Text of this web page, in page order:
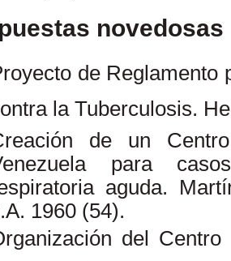
novedosas
de Reglamento
la Tuberculosis.
de un
para
aguda.
1960 (54).
del